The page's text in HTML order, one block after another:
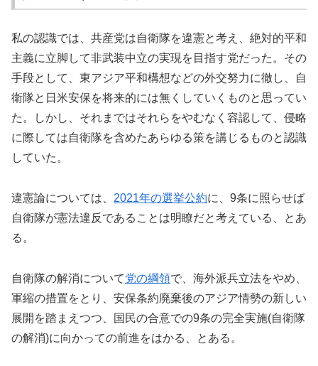
私の認識では、共産党は自衛隊を違憲と考え、絶対的平和
主義に立脚して非武装中立の実現を目指す党だった。その
手段として、東アジア平和構想などの外交努力に徹し、自
衛隊と日米安保を将来的には無くしていくものと思ってい
た。しかし、それまではそれらをやむなく容認して、侵略
に際しては自衛隊を含めたあらゆる策を講じるものと認識
していた。
違憲論については、 2021年の選挙公約に、9条に照らせば
自衛隊が憲法違反であることは明瞭だと考えている、とあ
る。
自衛隊の解消について党の綱領で、海外派兵立法をやめ、
軍縮の措置をとり、安保条約廃棄後のアジア情勢の新しい
展開を踏まえつつ、国民の合意での9条の完全実施(自衛隊
の解消)に向かっての前進をはかる、とある。